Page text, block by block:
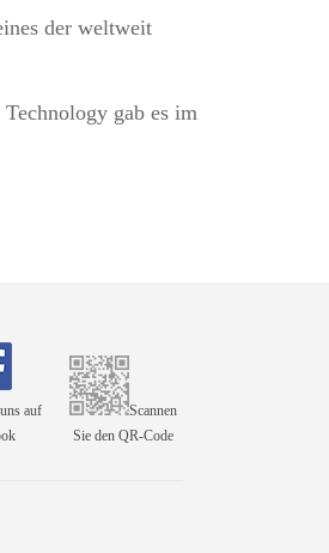
der weltweit
gab es im
auf
Scannen
Sie den QR-Code